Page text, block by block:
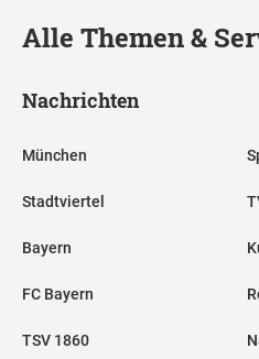
Alle Themen &
Nachrichten
München
Stadtviertel
Bayern
FC Bayern
TSV 1860